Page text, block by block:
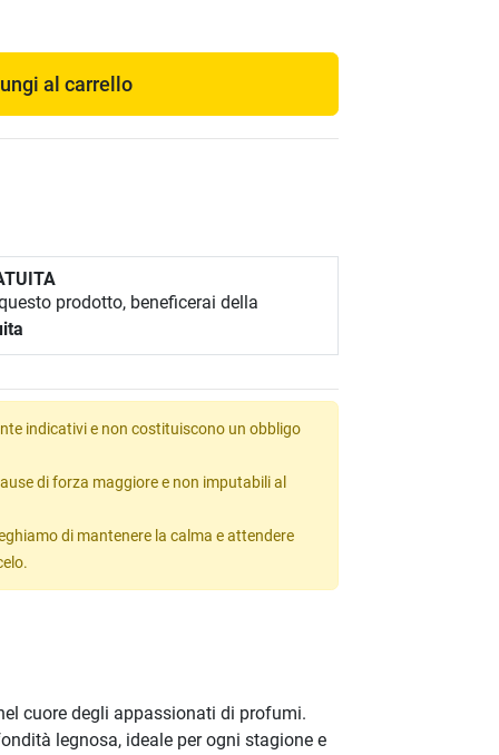
al carrello
prodotto, beneficerai della
indicativi e non costituiscono un obbligo
di forza maggiore e non imputabili al
di mantenere la calma e attendere
cuore degli appassionati di profumi.
legnosa, ideale per ogni stagione e